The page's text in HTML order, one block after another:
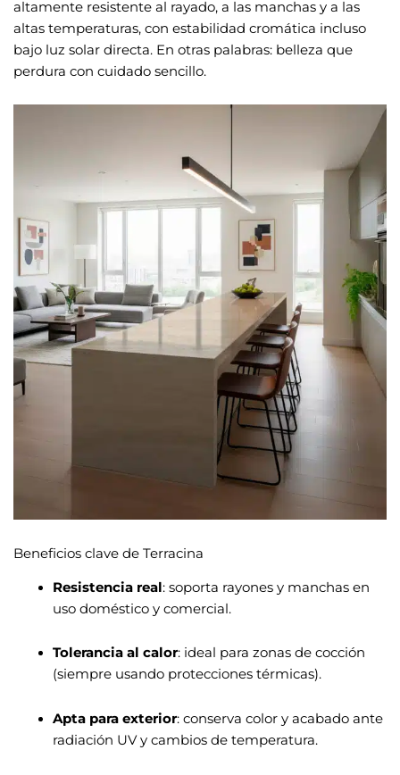
altamente resistente al rayado, a las manchas y a las
altas temperaturas, con estabilidad cromática incluso
bajo luz solar directa. En otras palabras: belleza que
perdura con cuidado sencillo.
Beneficios clave de Terracina
Resistencia real: soporta rayones y manchas en
uso doméstico y comercial.
Tolerancia al calor: ideal para zonas de cocción
(siempre usando protecciones térmicas).
Apta para exterior: conserva color y acabado ante
radiación UV y cambios de temperatura.